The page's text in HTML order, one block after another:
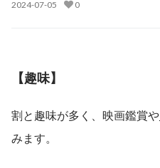
2024-07-05 0
【趣味】
割と趣味が多く、映画鑑賞や
みます。